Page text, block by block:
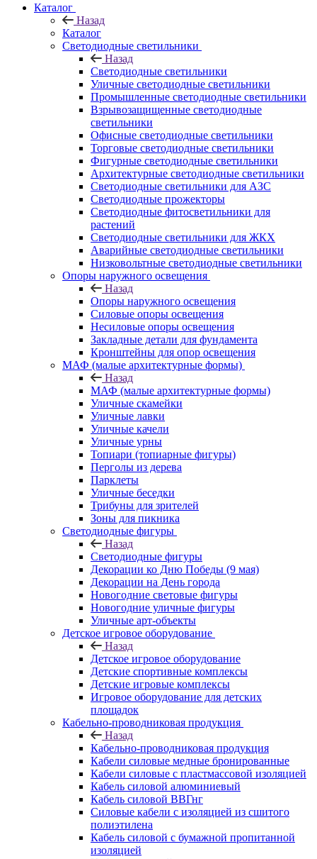
Каталог
Назад
Каталог
Светодиодные светильники
Назад
Светодиодные светильники
Уличные светодиодные светильники
Промышленные светодиодные светильники
Взрывозащищенные светодиодные
светильники
Офисные светодиодные светильники
Торговые светодиодные светильники
Фигурные светодиодные светильники
Архитектурные светодиодные светильники
Светодиодные светильники для АЗС
Светодиодные прожекторы
Светодиодные фитосветильники для
растений
Светодиодные светильники для ЖКХ
Аварийные светодиодные светильники
Низковольтные светодиодные светильники
Опоры наружного освещения
Назад
Опоры наружного освещения
Силовые опоры освещения
Несиловые опоры освещения
Закладные детали для фундамента
Кронштейны для опор освещения
МАФ (малые архитектурные формы)
Назад
МАФ (малые архитектурные формы)
Уличные скамейки
Уличные лавки
Уличные качели
Уличные урны
Топиари (топиарные фигуры)
Перголы из дерева
Парклеты
Уличные беседки
Трибуны для зрителей
Зоны для пикника
Светодиодные фигуры
Назад
Светодиодные фигуры
Декорации ко Дню Победы (9 мая)
Декорации на День города
Новогодние световые фигуры
Новогодние уличные фигуры
Уличные арт-объекты
Детское игровое оборудование
Назад
Детское игровое оборудование
Детские спортивные комплексы
Детские игровые комплексы
Игровое оборудование для детских
площадок
Кабельно-проводниковая продукция
Назад
Кабельно-проводниковая продукция
Кабели силовые медные бронированные
Кабели силовые с пластмассовой изоляцией
Кабель силовой алюминиевый
Кабель силовой ВВГнг
Силовые кабели с изоляцией из сшитого
полиэтилена
Кабель силовой с бумажной пропитанной
изоляцией